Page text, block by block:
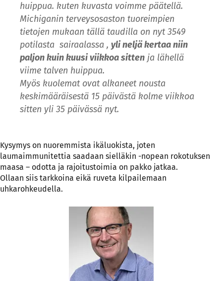
huippua. kuten kuvasta voimme päätellä.
Michiganin terveysosaston tuoreimpien
tietojen mukaan tällä taudilla on nyt 3549
potilasta sairaalassa , yli neljä kertaa niin
paljon kuin kuusi viikkoa sitten ja lähellä
viime talven huippua.
Myös kuolemat ovat alkaneet nousta
keskimääräisestä 15 päivästä kolme viikkoa
sitten yli 35 päivässä nyt.
Kysymys on nuoremmista ikäluokista, joten
laumaimmunitettia saadaan sielläkin -nopean rokotuksen
maasa – odotta ja rajoitustoimia on pakko jatkaa.
Ollaan siis tarkkoina eikä ruveta kilpailemaan
uhkarohkeudella.